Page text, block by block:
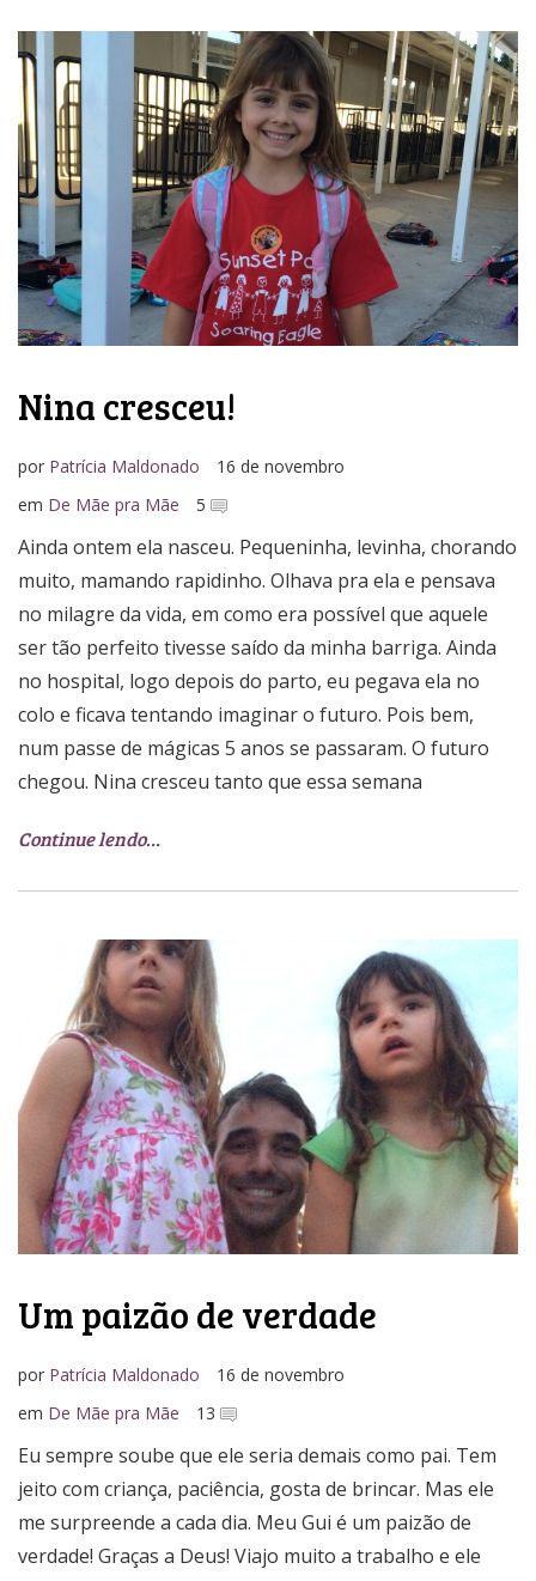
Nina cresceu!
por Patrícia Maldonado
16 de novembro
em De Mãe pra Mãe 5
Ainda ontem ela nasceu. Pequeninha, levinha, chorando
muito, mamando rapidinho. Olhava pra ela e pensava
no milagre da vida, em como era possível que aquele
ser tão perfeito tivesse saído da minha barriga. Ainda
no hospital, logo depois do parto, eu pegava ela no
colo e ficava tentando imaginar o futuro. Pois bem,
num passe de mágicas 5 anos se passaram. O futuro
chegou. Nina cresceu tanto que essa semana
Continue lendo…
Um paizão de verdade
por Patrícia Maldonado
16 de novembro
em De Mãe pra Mãe 13
Eu sempre soube que ele seria demais como pai. Tem
jeito com criança, paciência, gosta de brincar. Mas ele
me surpreende a cada dia. Meu Gui é um paizão de
verdade! Graças a Deus! Viajo muito a trabalho e ele